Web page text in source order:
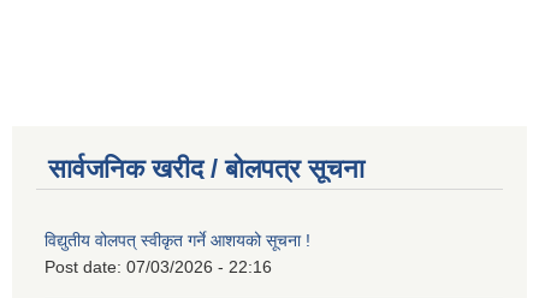
सार्वजनिक खरीद / बोलपत्र सूचना
विद्युतीय वोलपत् स्वीकृत गर्ने आशयको सूचना !
Post date: 07/03/2026 - 22:16